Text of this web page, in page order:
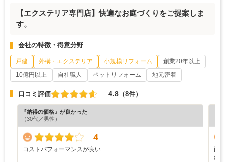
【エクステリア専門店】快適なお庭づくりをご提案しま
す。
会社の特徴・得意分野
戸建 外構・エクステリア 小規模リフォーム
創業20年以上
10億円以上
自社職人 ペットリフォーム 地元密着
口コミ評価 4.8 （8件）
『納得の価格』が良かった
（30代／男性）
4
コストパフォーマンスが良い
雨
納